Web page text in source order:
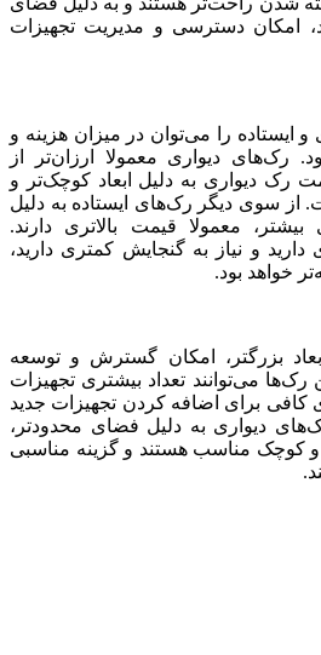
امکان دسترسی و مدیریت تجهیزات
ایستاده را می‌توان در میزان هزینه و
رک‌های دیواری معمولا ارزان‌تر از
رک دیواری به دلیل ابعاد کوچک‌تر و
سوی دیگر رک‌های ایستاده به دلیل
بیشتر، معمولا قیمت بالاتری دارند.
و نیاز به گنجایش کمتری دارید،
خواهد بود.
بزرگتر، امکان گسترش و توسعه
می‌توانند تعداد بیشتری تجهیزات
کافی برای اضافه کردن تجهیزات جدید
دیواری به دلیل فضای محدودتر،
و کوچک مناسب هستند و گزینه مناسبی